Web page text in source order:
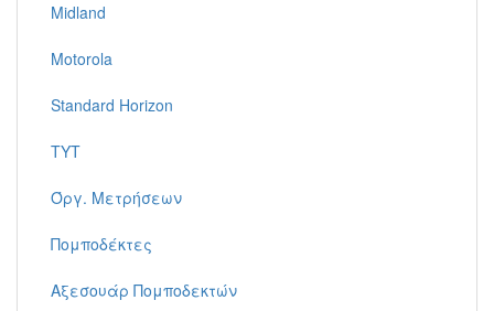
Midland
Motorola
Standard Horizon
TYT
Όργ. Μετρήσεων
Πομποδέκτες
Αξεσουάρ Πομποδεκτών